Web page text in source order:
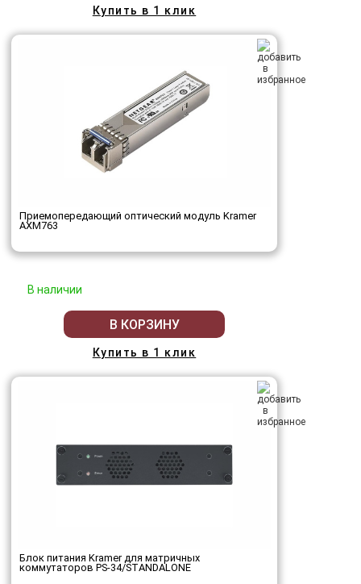
Купить в 1 клик
Приемопередающий оптический модуль Kramer
AXM763
В наличии
В КОРЗИНУ
Купить в 1 клик
Блок питания Kramer для матричных
коммутаторов PS-34/STANDALONE